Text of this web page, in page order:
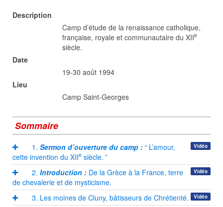
Description
Camp d’étude de la renaissance catholique,
française, royale et communautaire du XIIe
siècle.
Date
19-30 août 1994
Lieu
Camp Saint-Georges
Sommaire
Vidéo
1. Sermon d’ouverture du camp : “ L’amour,
cette invention du XIIe siècle. ”
Vidéo
2. Introduction : De la Grèce à la France, terre
de chevalerie et de mysticisme.
Vidéo
3. Les moines de Cluny, bâtisseurs de Chrétienté.